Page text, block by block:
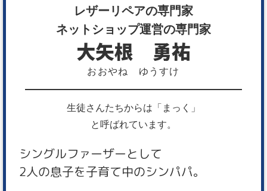
レザーリペアの専門家
ネットショップ運営の専門家
大矢根 勇祐
おおやね ゆうすけ
生徒さんたちからは「まっく」
と呼ばれています。
シングルファーザーとして
2人の息子を子育て中のシンパパ。